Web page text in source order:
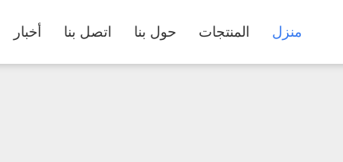
منزل المنتجات حول بنا اتصل بنا أخبار